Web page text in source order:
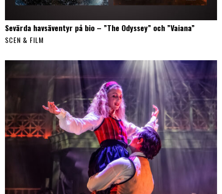
Sevärda havsäventyr på bio – ”The Odyssey” och ”Vaiana”
SCEN & FILM